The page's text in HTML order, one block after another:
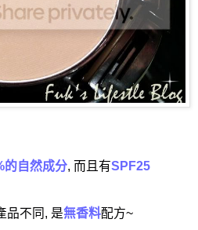
的自然成分, 而且有SPF25
品不同, 是無香料配方~